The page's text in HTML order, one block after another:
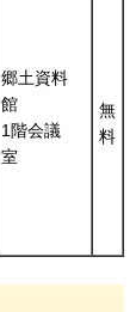
郷土資料
館
1階会議
室
無
料